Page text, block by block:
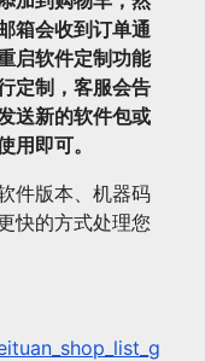
箱会收到订单通
启软件定制功能
定制，客服会告
送新的软件包或
用即可。
件版本、机器码
快的方式处理您